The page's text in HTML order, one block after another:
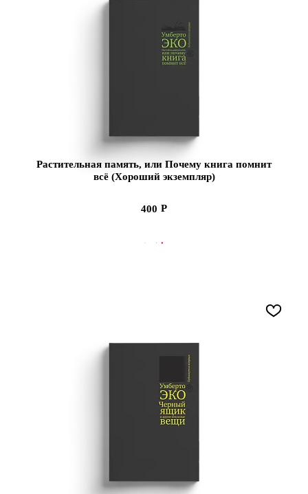
Растительная память, или Почему книга помнит
всё (Хороший экземпляр)
400
СООБЩИТЬ О ПОСТУПЛЕНИИ